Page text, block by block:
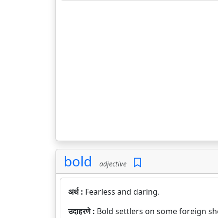
bold adjective
अर्थ : Fearless and daring.
उदाहरणे : Bold settlers on some foreign